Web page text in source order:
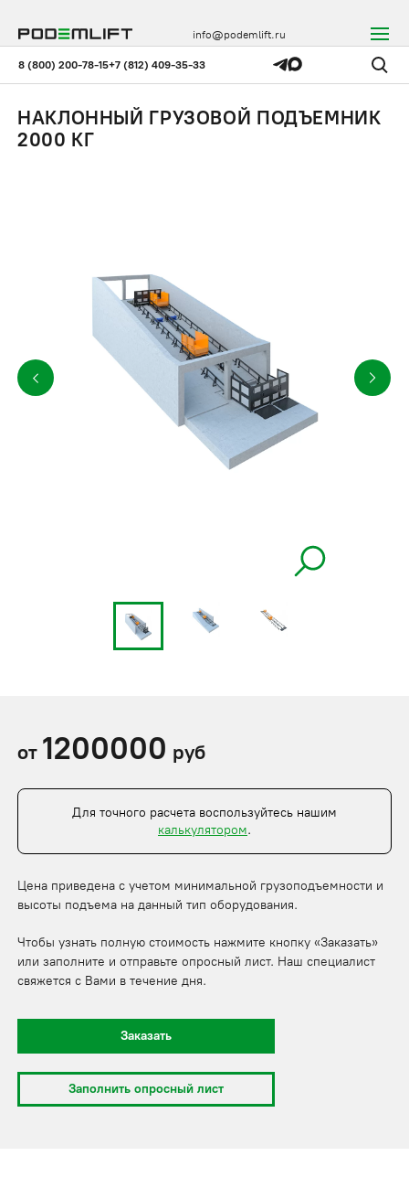
8 (800) 200-78-15+7 (812) 409-35-33
info@podemlift.ru
НАКЛОННЫЙ ГРУЗОВОЙ ПОДЪЕМНИК
2000 КГ
от 1200000 руб
Для точного расчета воспользуйтесь нашим
калькулятором.
Цена приведена с учетом минимальной грузоподъемности и
высоты подъема на данный тип оборудования.
Чтобы узнать полную стоимость нажмите кнопку «Заказать»
или заполните и отправьте опросный лист. Наш специалист
свяжется с Вами в течение дня.
Заказать
Заполнить опросный лист